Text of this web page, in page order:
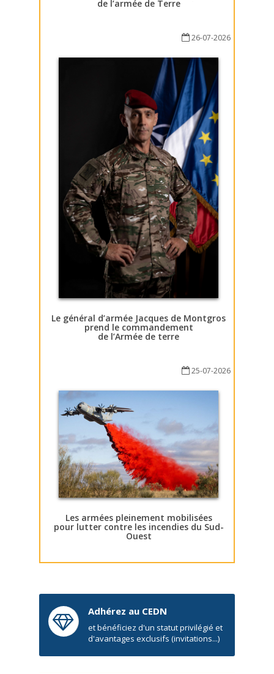
de l’armée de Terre
26-07-2026
Le général d’armée Jacques de Montgros
prend le commandement
de l’Armée de terre
25-07-2026
Les armées pleinement mobilisées
pour lutter contre les incendies du Sud-
Ouest
Adhérez au CEDN
et bénéficiez d'un statut privilégié et
d'avantages exclusifs (invitations...)